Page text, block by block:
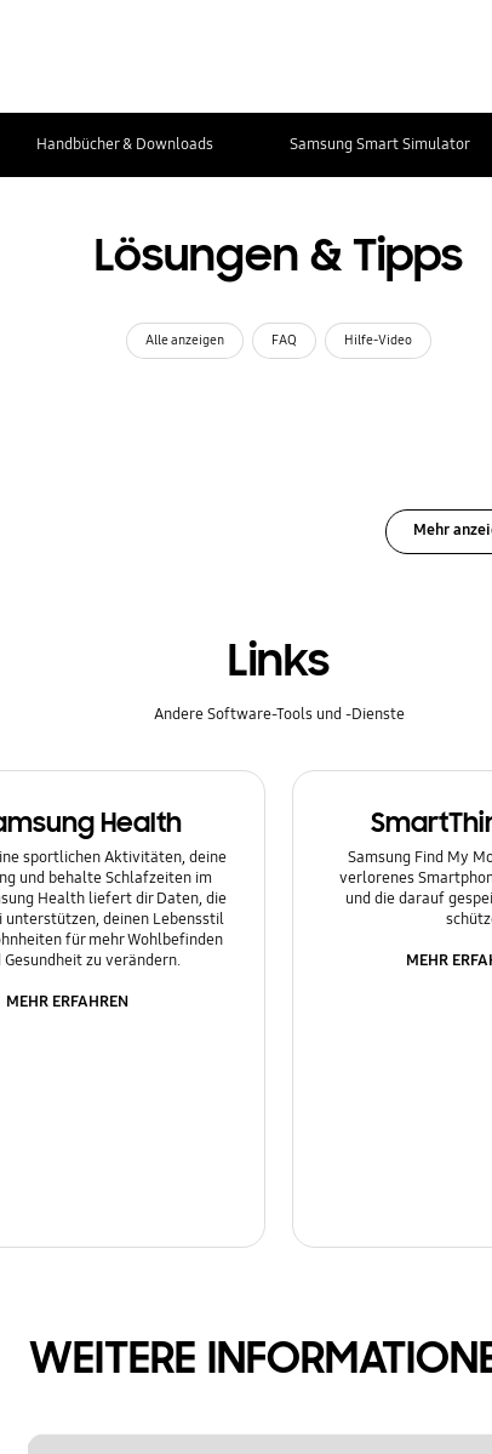
Handbücher & Downloads Samsung Smart Simulator
Lösungen & Tipps
Alle anzeigen FAQ Hilfe-Video
Mehr
Links
Andere Software-Tools und -Dienste
Health
sportlichen Aktivitäten, deine
und behalte Schlafzeiten im
Health liefert dir Daten, die
unterstützen, deinen Lebensstil
für mehr Wohlbefinden
Gesundheit zu verändern.
MEHR ERFAHREN
Samsung Find My
verlorenes
und die darauf
MEHR
WEITERE